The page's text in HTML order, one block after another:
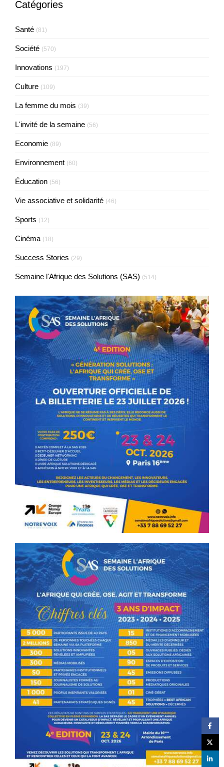
Catégories
Santé (81)
Société (570)
Innovations (197)
Culture (109)
La femme du mois (39)
L'invité de la semaine (56)
Economie (89)
Environnement (60)
Éducation (56)
Vie associative et solidarité (46)
Sports (12)
Cinéma (18)
Success Stories (29)
Semaine l'Afrique des Solutions (SAS) (514)